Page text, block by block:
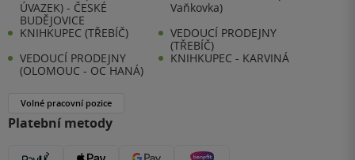
ÚVAZEK) - ČESKÉ
BUDĚJOVICE
Vaňkovka)
KNIHKUPEC (TŘEBÍČ)
VEDOUCÍ PRODEJNY
(TŘEBÍČ)
VEDOUCÍ PRODEJNY
(OLOMOUC - OC HANÁ)
KNIHKUPEC - KARVINÁ
Volné pracovní pozice
Platební metody